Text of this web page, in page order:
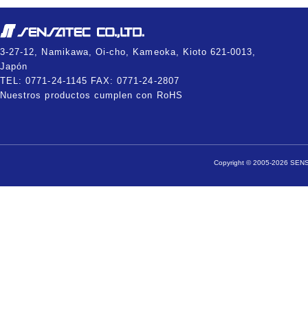
3-27-12, Namikawa, Oi-cho, Kameoka, Kioto 621-0013,
Japón
TEL: 0771-24-1145 FAX: 0771-24-2807
Nuestros productos cumplen con RoHS
Copyright © 2005-2026